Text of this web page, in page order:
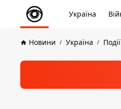
Україна
Новини Україна Події